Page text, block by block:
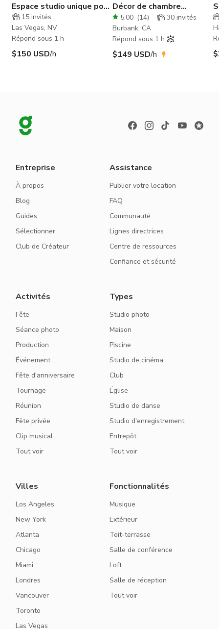
Espace studio unique pour
tournage et photographie
15 invités
Las Vegas, NV
Répond sous 1 h
$150 USD/h
Décor de chambre
d'hôpital dans studio
insonorisé
5.00 (14) 30 invités
Burbank, CA
Répond sous 1 h
$149 USD/h
Entreprise
À propos
Blog
Guides
Sélectionner
Club de Créateur
Assistance
Publier votre location
FAQ
Communauté
Lignes directrices
Centre de ressources
Confiance et sécurité
Activités
Fête
Séance photo
Production
Événement
Fête d'anniversaire
Tournage
Réunion
Fête privée
Clip musical
Tout voir
Types
Studio photo
Maison
Piscine
Studio de cinéma
Club
Église
Studio de danse
Studio d'enregistrement
Entrepôt
Tout voir
Villes
Los Angeles
New York
Atlanta
Chicago
Miami
Londres
Vancouver
Toronto
Las Vegas
Fonctionnalités
Musique
Extérieur
Toit-terrasse
Salle de conférence
Loft
Salle de réception
Tout voir